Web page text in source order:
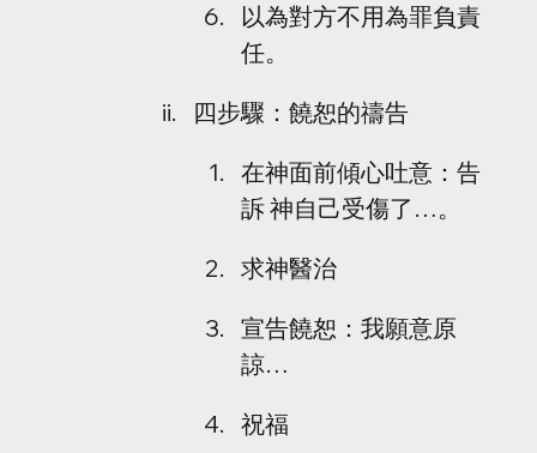
以為對方不用為罪負責
任。
四步驟：饒恕的禱告
在神面前傾心吐意：告
訴 神自己受傷了…。
求神醫治
宣告饒恕：我願意原
諒…
祝福